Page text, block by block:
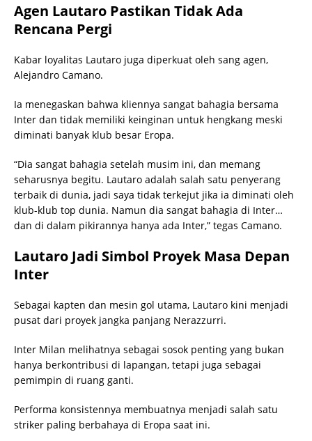
Agen Lautaro Pastikan Tidak Ada
Rencana Pergi
Kabar loyalitas Lautaro juga diperkuat oleh sang agen,
Alejandro Camano.
Ia menegaskan bahwa kliennya sangat bahagia bersama
Inter dan tidak memiliki keinginan untuk hengkang meski
diminati banyak klub besar Eropa.
“Dia sangat bahagia setelah musim ini, dan memang
seharusnya begitu. Lautaro adalah salah satu penyerang
terbaik di dunia, jadi saya tidak terkejut jika ia diminati oleh
klub-klub top dunia. Namun dia sangat bahagia di Inter…
dan di dalam pikirannya hanya ada Inter,” tegas Camano.
Lautaro Jadi Simbol Proyek Masa Depan
Inter
Sebagai kapten dan mesin gol utama, Lautaro kini menjadi
pusat dari proyek jangka panjang Nerazzurri.
Inter Milan melihatnya sebagai sosok penting yang bukan
hanya berkontribusi di lapangan, tetapi juga sebagai
pemimpin di ruang ganti.
Performa konsistennya membuatnya menjadi salah satu
striker paling berbahaya di Eropa saat ini.